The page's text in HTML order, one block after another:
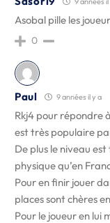
Asobal pille les
0
Paul 9 années il y a
Rkj4 pour répondre
est très populaire
De plus le niveau
physique qu’en
Pour en finir jouer
places sont chères
Pour le joueur en lui